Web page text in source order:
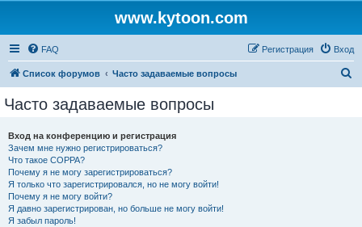
www.kytoon.com
FAQ Вход
Регистрация
Список форумов Часто задаваемые вопросы
Часто задаваемые вопросы
Вход на конференцию и регистрация
Зачем мне нужно регистрироваться?
Что такое COPPA?
Почему я не могу зарегистрироваться?
Я только что зарегистрировался, но не могу войти!
Почему я не могу войти?
Я давно зарегистрирован, но больше не могу войти!
Я забыл пароль!